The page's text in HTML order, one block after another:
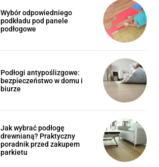
Wybór odpowiedniego
podkładu pod panele
podłogowe
Podłogi antypoślizgowe:
bezpieczeństwo w domu i
biurze
Jak wybrać podłogę
drewnianą? Praktyczny
poradnik przed zakupem
parkietu